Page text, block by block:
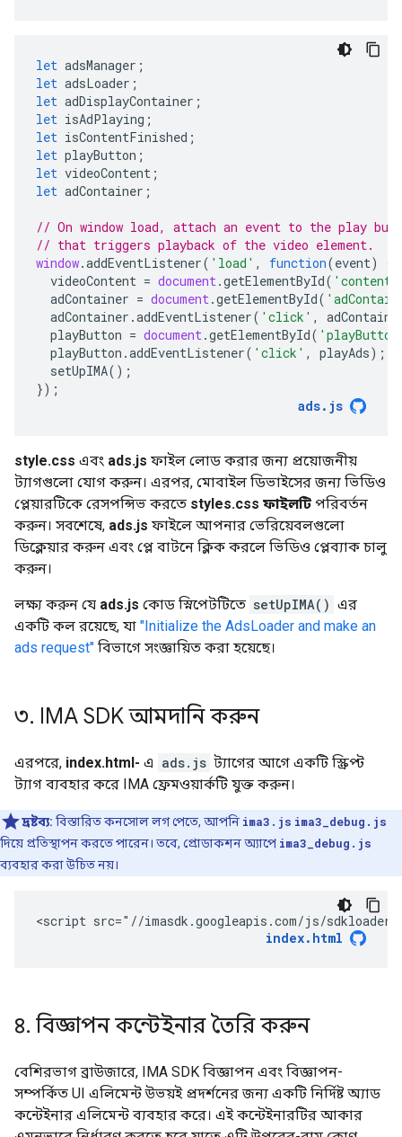
let adsManager ;
let adsLoader ;
let adDisplayContainer ;
let isAdPlaying ;
let isContentFinished ;
let playButton ;
let videoContent ;
let adContainer ;
// On window load, attach an event to the play
// that triggers playback of the video element.
window.addEventListener( 'load' , function(event)
{
videoContent = document.getElementById(
adContainer = document.getElementById(
adContainer .addEventListener( 'click' ,
playButton = document.getElementById(
playButton .addEventListener( 'click' , playAds);
setUpIMA();
});
ads. js
style.css এবং ads.js ফাইল লোড করার জন্য প্রয়োজনীয়
ট্যাগগুলো যোগ করুন। এরপর, মোবাইল ডিভাইসের জন্য ভিডিও
প্লেয়ারটিকে রেসপন্সিভ করতে styles.css ফাইলটি পরিবর্তন
করুন। সবশেষে, ads.js ফাইলে আপনার ভেরিয়েবলগুলো
ডিক্লেয়ার করুন এবং প্লে বাটনে ক্লিক করলে ভিডিও প্লেব্যাক চালু
করুন।
লক্ষ্য করুন যে ads.js কোড স্নিপেটটিতে setUpIMA() এর
একটি কল রয়েছে, যা "Initialize the AdsLoader and make an
ads request" বিভাগে সংজ্ঞায়িত করা হয়েছে।
৩. IMA SDK আমদানি করুন
এরপরে, index.html- এ ads.js ট্যাগের আগে একটি স্ক্রিপ্ট
ট্যাগ ব্যবহার করে IMA ফ্রেমওয়ার্কটি যুক্ত করুন।
দ্রষ্টব্য: বিস্তারিত কনসোল লগ পেতে, আপনি ima3.js ima3_debug.js
দিয়ে প্রতিস্থাপন করতে পারেন। তবে, প্রোডাকশন অ্যাপে ima3_debug.js
ব্যবহার করা উচিত নয়।
<script src="//imasdk.googleapis.com/js/
index.html
৪. বিজ্ঞাপন কন্টেইনার তৈরি করুন
বেশিরভাগ ব্রাউজারে, IMA SDK বিজ্ঞাপন এবং বিজ্ঞাপন-
সম্পর্কিত UI এলিমেন্ট উভয়ই প্রদর্শনের জন্য একটি নির্দিষ্ট অ্যাড
কন্টেইনার এলিমেন্ট ব্যবহার করে। এই কন্টেইনারটির আকার